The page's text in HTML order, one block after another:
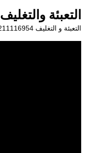
المحتوى
التعبئة والتغليف
التعبئة و التغليف 01211116954 – 01211116956 – 01211116958